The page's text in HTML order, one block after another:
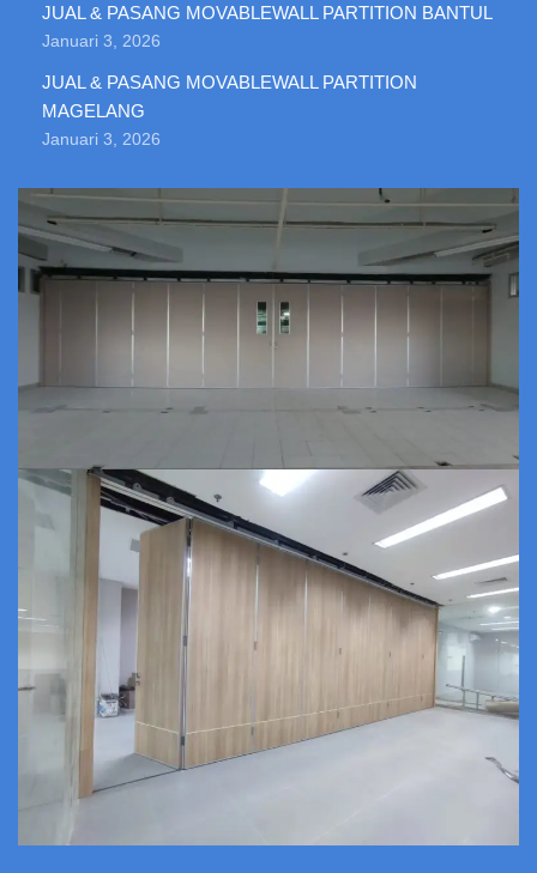
JUAL & PASANG MOVABLEWALL PARTITION BANTUL
Januari 3, 2026
JUAL & PASANG MOVABLEWALL PARTITION
MAGELANG
Januari 3, 2026